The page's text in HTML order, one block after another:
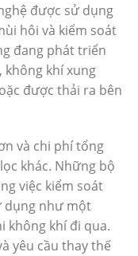
được sử dụng
hôi và kiểm soát
đang phát triển
không khí xung
được thải ra bên
và chi phí tổng
khác. Những bộ
việc kiểm soát
dụng như một
không khí đi qua.
yêu cầu thay thế